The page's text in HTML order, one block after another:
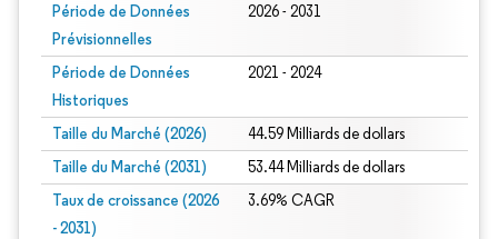
Période de Données
Prévisionnelles
2026 - 2031
Période de Données
Historiques
2021 - 2024
Taille du Marché (2026) 44.59 Milliards de dollars
Taille du Marché (2031) 53.44 Milliards de dollars
Taux de croissance (2026
- 2031)
3.69% CAGR